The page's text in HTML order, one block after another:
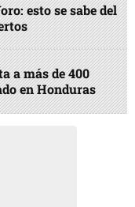
esto se sabe del
a más de 400
en Honduras